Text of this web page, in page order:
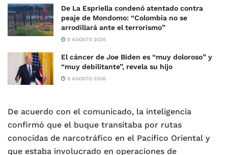
De La Espriella condenó atentado contra
peaje de Mondomo: “Colombia no se
arrodillará ante el terrorismo”
8 AGOSTO 2026
El cáncer de Joe Biden es “muy doloroso” y
“muy debilitante”, revela su hijo
8 AGOSTO 2026
De acuerdo con el comunicado, la inteligencia
confirmó que el buque transitaba por rutas
conocidas de narcotráfico en el Pacífico Oriental y
que estaba involucrado en operaciones de